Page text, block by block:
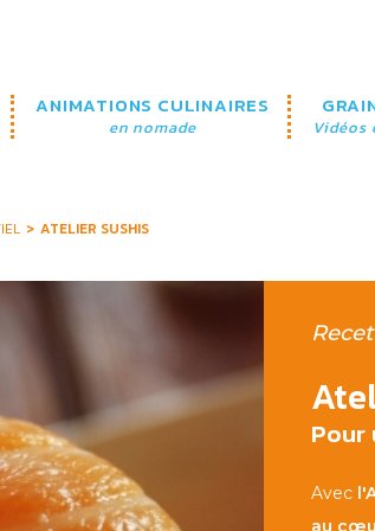
ANIMATIONS CULINAIRES
en nomade Vidéos
ATELIER SUSHIS
Pour
Avec
au